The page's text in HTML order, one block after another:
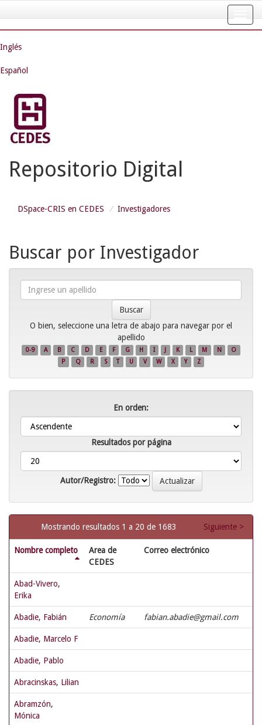
navigation
Inglés
Español
Repositorio Digital
DSpace-CRIS en CEDES Investigadores
Buscar por Investigador
apellido
O bien, seleccione una letra de abajo para navegar por el
apellido
0-9 A B C D E F G H I J K L M N
O
P
Q R S T U V W X Y Z
En orden:
Resultados por página
Autor/Registro:
Mostrando resultados 1 a 20 de 1683 Siguiente >
Nombre completo
Area de
CEDES
Correo electrónico
Abad-Vivero,
Erika
Abadie, Fabián Economía fabian.abadie@gmail.com
Abadie, Marcelo F
Abadie, Pablo
Abracinskas, Lilian
Abramzón,
Mónica